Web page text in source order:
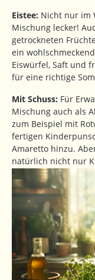
Eistee: Nicht nur im
Mischung lecker!
getrockneten
ein
Eiswürfel, Saft und
für eine richtige
Mit Schuss: Für
Mischung auch als
zum Beispiel mit
fertigen
Amaretto hinzu.
natürlich nicht nur